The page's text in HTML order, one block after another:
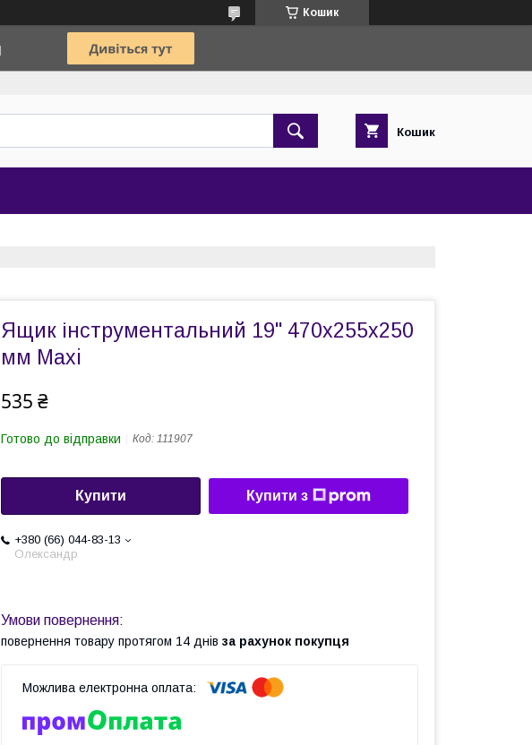
Кошик
Кошик
Ящик інструментальний 19" 470х255х250
мм Maxi
535 ₴
Готово до відправки Код: 111907
Купити Купити з
+380 (66) 044-83-13
Олександр
повернення товару протягом 14 днів за рахунок покупця